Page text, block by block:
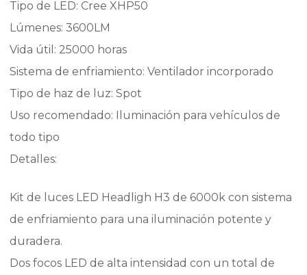
Tipo de LED: Cree XHP50
Lúmenes: 3600LM
Vida útil: 25000 horas
Sistema de enfriamiento: Ventilador incorporado
Tipo de haz de luz: Spot
Uso recomendado: Iluminación para vehículos de
todo tipo
Detalles:
Kit de luces LED Headligh H3 de 6000k con sistema
de enfriamiento para una iluminación potente y
duradera.
Dos focos LED de alta intensidad con un total de